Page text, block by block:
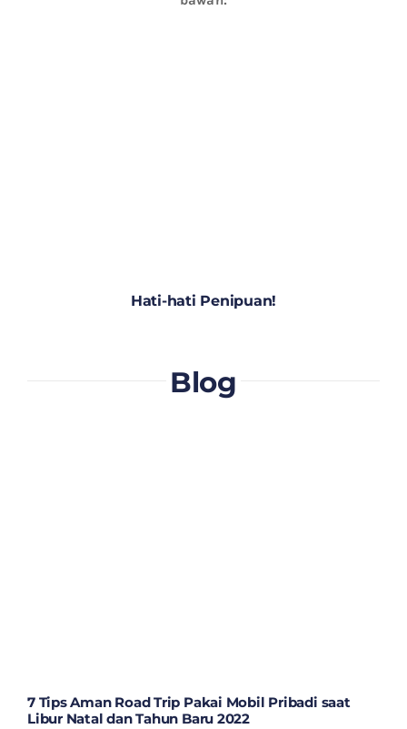
Hati-hati Penipuan!
Blog
7 Tips Aman Road Trip Pakai Mobil Pribadi saat
Libur Natal dan Tahun Baru 2022